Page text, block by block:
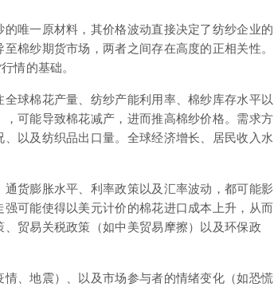
唯一原材料，其价格波动直接决定了纺纱企业的
棉纱期货市场，两者之间存在高度的正相关性。
情的基础。
球棉花产量、纺纱产能利用率、棉纱库存水平以
可能导致棉花减产，进而推高棉纱价格。需求方
以及纺织品出口量。全球经济增长、居民收入水
货膨胀水平、利率政策以及汇率波动，都可能影
可能使得以美元计价的棉花进口成本上升，从而
贸易关税政策（如中美贸易摩擦）以及环保政
、地震）、以及市场参与者的情绪变化（如恐慌